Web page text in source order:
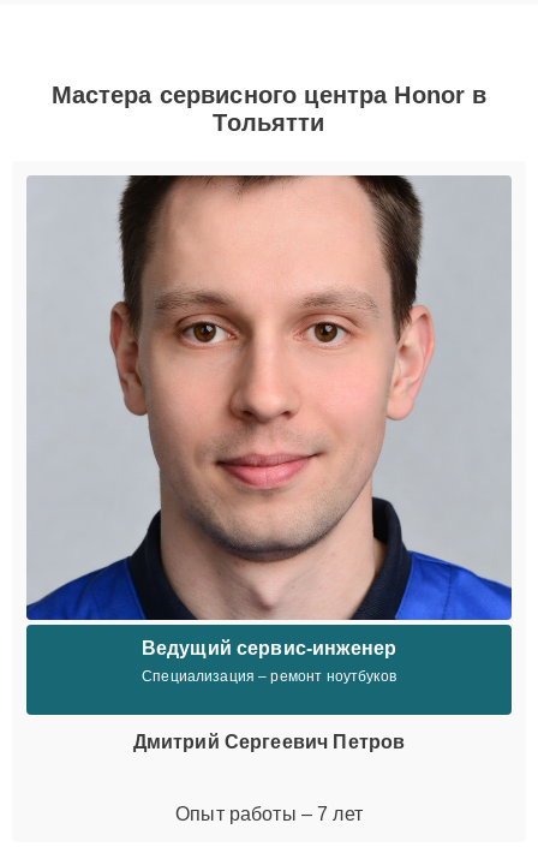
Мастера сервисного центра Honor в
Тольятти
Ведущий сервис-инженер
Специализация – ремонт ноутбуков
Дмитрий Сергеевич Петров
Опыт работы – 7 лет